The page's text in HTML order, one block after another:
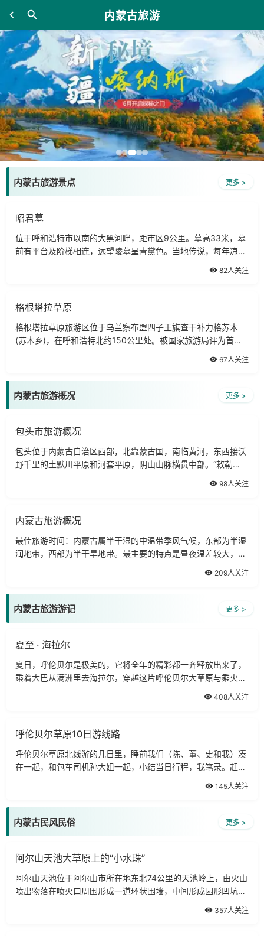
内蒙古旅游
内蒙古旅游景点 更多 >
昭君墓
位于呼和浩特市以南的大黑河畔，距市区9公里。墓高33米，墓
前有平台及阶梯相连，远望陵墓呈青黛色。当地传说，每年凉秋
82人关注
格根塔拉草原
格根塔拉草原旅游区位于乌兰察布盟四子王旗查干补力格苏木
(苏木乡)，在呼和浩特北约150公里处。被国家旅游局评为首批
67人关注
内蒙古旅游概况 更多 >
包头市旅游概况
包头位于内蒙古自治区西部，北靠蒙古国，南临黄河，东西接沃
野千里的土默川平原和河套平原，阴山山脉横贯中部。“敕勒
98人关注
内蒙古旅游概况
最佳旅游时间：内蒙古属半干湿的中温带季风气候，东部为半湿
润地带，西部为半干旱地带。最主要的特点是昼夜温差较大，一
209人关注
内蒙古旅游游记 更多 >
夏至 · 海拉尔
夏日，呼伦贝尔是极美的，它将全年的精彩都一齐释放出来了，
乘着大巴从满洲里去海拉尔，穿越这片呼伦贝尔大草原与乘火车
408人关注
呼伦贝尔草原10日游线路
呼伦贝尔草原北线游的几日里，睡前我们（陈、董、史和我）凑
在一起，和包车司机孙大姐一起，小结当日行程，我笔录。赶紧
145人关注
内蒙古民风民俗 更多 >
阿尔山天池大草原上的“小水珠”
阿尔山天池位于阿尔山市所在地东北74公里的天池岭上，由火山
喷出物落在喷火口周围形成一道环状围墙，中间形成园形凹坑，
357人关注